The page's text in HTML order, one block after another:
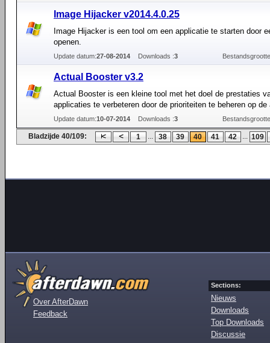
Image Hijacker v2014.4.0.25
Image Hijacker is een tool om een applicatie te starten door
openen.
Update datum:27-08-2014 Downloads :3
Actual Booster v3.2
Actual Booster is een kleine tool met het doel de prestaties
applicaties te verbeteren door de prioriteiten te beheren op de
Update datum:10-07-2014 Downloads :3
Bladzijde 40/109: 1 ... 38 39 40 41 42 ... 109
Over AfterDawn
Feedback
Sections:
Nieuws
Downloads
Top Downloads
Discussie